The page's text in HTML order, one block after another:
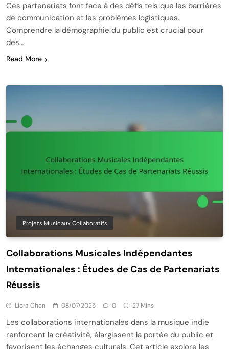
Ces partenariats font face à des défis tels que les barrières
de communication et les problèmes logistiques.
Comprendre la démographie du public est crucial pour
des…
Read More
Projets Musicaux Collaboratifs
Collaborations Musicales Indépendantes
Internationales : Études de Cas de Partenariats
Réussis
Liora Chen 08/07/2025 0 27 Mins
Les collaborations internationales dans la musique indie
renforcent la créativité, élargissent la portée du public et
favorisent les échanges culturels. Cet article explore les